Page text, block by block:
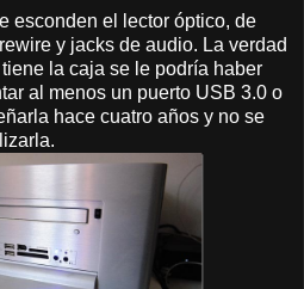
esconden el lector óptico, de
y jacks de audio. La verdad
la caja se le podría haber
al menos un puerto USB 3.0 o
hace cuatro años y no se